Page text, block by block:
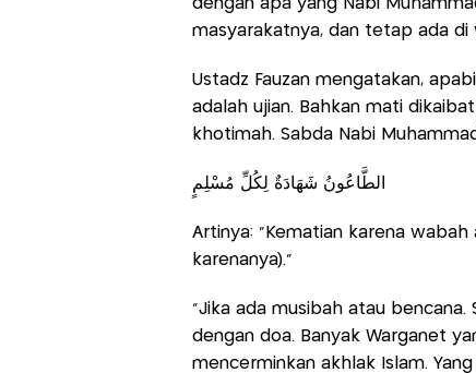
dengan apa yang Nabi
masyarakatnya, dan tetap ada di
Ustadz Fauzan mengatakan,
adalah ujian. Bahkan mati
khotimah. Sabda Nabi
الطَّاعُونُ شَهَادَةٌ لِكُلِّ مُسْلِمٍ
Artinya: “Kematian karena
karenanya).”
“Jika ada musibah atau
dengan doa. Banyak Warganet
mencerminkan akhlak Islam.